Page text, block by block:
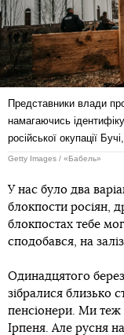
Представники влади
намагаючись
російської окупації
Getty Images / «Бабель»
У нас було два
блокпости росіян,
блокпостах тебе
сподобався, на
Одинадцятого
зібралися близько
пенсіонери. Ми теж
Ірпеня. Але русня